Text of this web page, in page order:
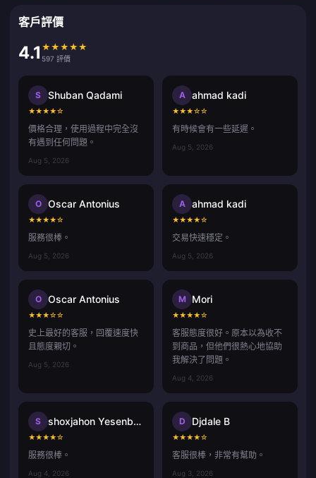
客戶評價
4.1 ★ ★ ★ ★ ★
597 評價
S Shuban Qadami
★★★★☆
價格合理，使用過程中完全沒
有遇到任何問題。
Aug 5, 2026
A ahmad kadi
★★★☆☆
有時候會有一些延遲。
Aug 5, 2026
O Oscar Antonius
★★★★☆
服務很棒。
Aug 5, 2026
A ahmad kadi
★★★★☆
交易快速穩定。
Aug 5, 2026
O Oscar Antonius
★★★☆☆
史上最好的客服，回覆速度快
且態度親切。
Aug 5, 2026
M Mori
★★★★☆
客服態度很好。原本以為收不
到商品，但他們很熱心地協助
我解決了問題。
Aug 4, 2026
S shoxjahon Yesenboyev
★★★★☆
服務很棒。
Aug 4, 2026
D Djdale B
★★★★☆
客服很棒，非常有幫助。
Aug 3, 2026